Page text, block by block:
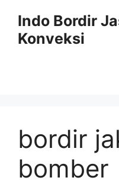
Indo Bordir
Konveksi
bordir
bomber